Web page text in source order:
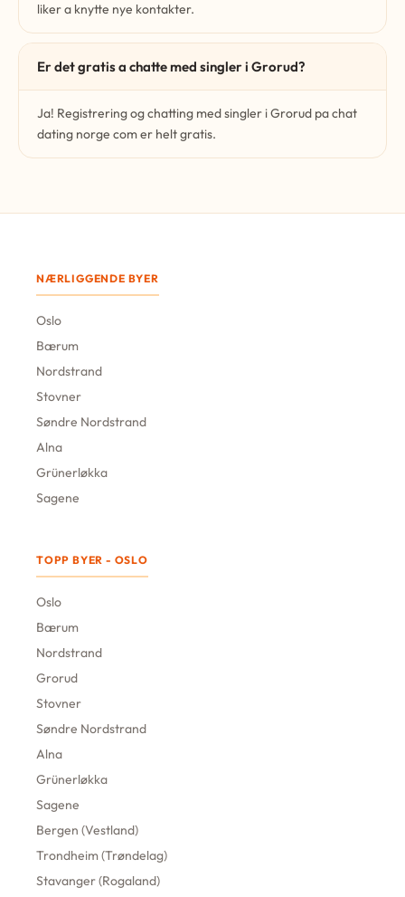
liker a knytte nye kontakter.
Er det gratis a chatte med singler i Grorud?
Ja! Registrering og chatting med singler i Grorud pa chat
dating norge com er helt gratis.
NÆRLIGGENDE BYER
Oslo
Bærum
Nordstrand
Stovner
Søndre Nordstrand
Alna
Grünerløkka
Sagene
TOPP BYER - OSLO
Oslo
Bærum
Nordstrand
Grorud
Stovner
Søndre Nordstrand
Alna
Grünerløkka
Sagene
Bergen (Vestland)
Trondheim (Trøndelag)
Stavanger (Rogaland)